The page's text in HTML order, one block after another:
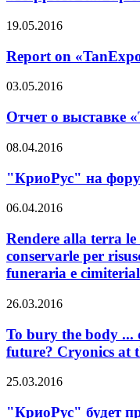
19.05.2016
Report on
03.05.2016
Отчет о выставке
08.04.2016
"КриоРус" на
06.04.2016
Rendere alla terra
conservarle per
funeraria e
26.03.2016
To bury the body ...
future? Cryonics at
25.03.2016
"КриоРус" будет